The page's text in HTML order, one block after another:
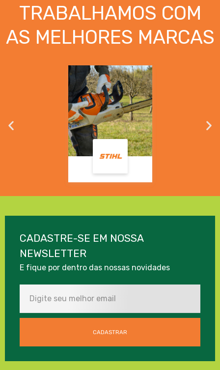
TRABALHAMOS COM
AS MELHORES MARCAS
CADASTRE-SE EM NOSSA
NEWSLETTER
E fique por dentro das nossas novidades